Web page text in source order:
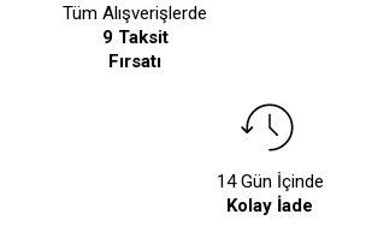
Tüm Alışverişlerde
9 Taksit
Fırsatı
14 Gün İçinde
Kolay İade